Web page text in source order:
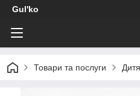
Gul'ko
Товари та послуги